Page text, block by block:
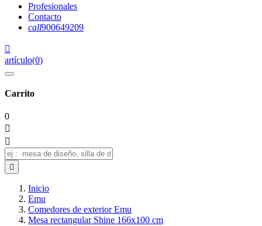
Profesionales
Contacto
call900649209

artículo(0)
Carrito
0



Inicio
Emu
Comedores de exterior Emu
Mesa rectangular Shine 166x100 cm